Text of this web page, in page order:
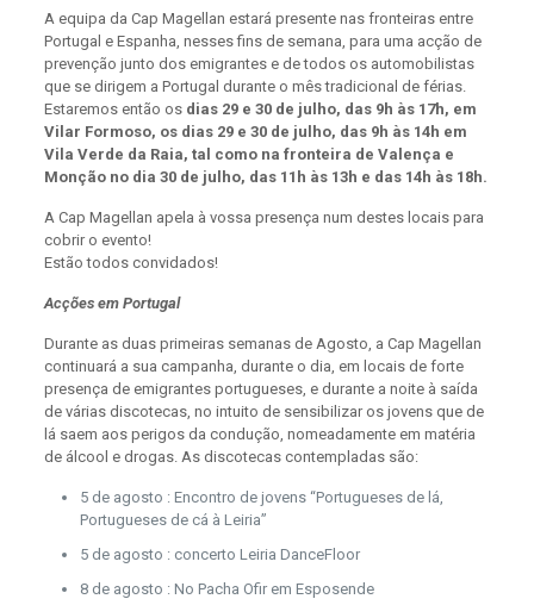
A equipa da Cap Magellan estará presente nas fronteiras entre
Portugal e Espanha, nesses fins de semana, para uma acção de
prevenção junto dos emigrantes e de todos os automobilistas
que se dirigem a Portugal durante o mês tradicional de férias.
Estaremos então os dias 29 e 30 de julho, das 9h às 17h, em
Vilar Formoso, os dias 29 e 30 de julho, das 9h às 14h em
Vila Verde da Raia, tal como na fronteira de Valença e
Monção no dia 30 de julho, das 11h às 13h e das 14h às 18h.
A Cap Magellan apela à vossa presença num destes locais para
cobrir o evento!
Estão todos convidados!
Acções em Portugal
Durante as duas primeiras semanas de Agosto, a Cap Magellan
continuará a sua campanha, durante o dia, em locais de forte
presença de emigrantes portugueses, e durante a noite à saída
de várias discotecas, no intuito de sensibilizar os jovens que de
lá saem aos perigos da condução, nomeadamente em matéria
de álcool e drogas. As discotecas contempladas são:
5 de agosto : Encontro de jovens “Portugueses de lá,
Portugueses de cá à Leiria”
5 de agosto : concerto Leiria DanceFloor
8 de agosto : No Pacha Ofir em Esposende